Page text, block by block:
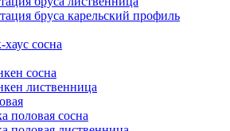
бруса карельский профиль
хаус сосна
сосна
лиственница
половая сосна